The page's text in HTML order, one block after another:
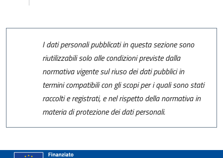
I dati personali pubblicati in questa sezione sono
riutilizzabili solo alle condizioni previste dalla
normativa vigente sul riuso dei dati pubblici in
termini compatibili con gli scopi per i quali sono stati
raccolti e registrati, e nel rispetto della normativa in
materia di protezione dei dati personali.